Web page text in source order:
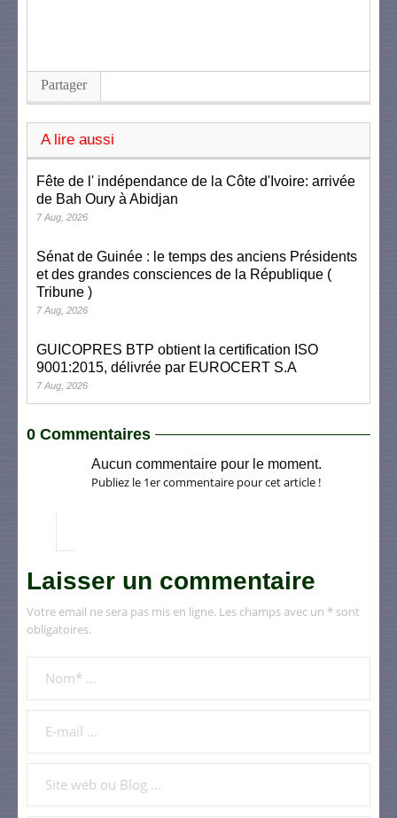
Partager
A lire aussi
Fête de l' indépendance de la Côte d'Ivoire: arrivée
de Bah Oury à Abidjan
7 Aug, 2026
Sénat de Guinée : le temps des anciens Présidents
et des grandes consciences de la République (
Tribune )
7 Aug, 2026
GUICOPRES BTP obtient la certification ISO
9001:2015, délivrée par EUROCERT S.A
7 Aug, 2026
0 Commentaires
Aucun commentaire pour le moment.
Publiez le 1er commentaire pour cet article !
Laisser un commentaire
Votre email ne sera pas mis en ligne. Les champs avec un * sont
obligatoires.